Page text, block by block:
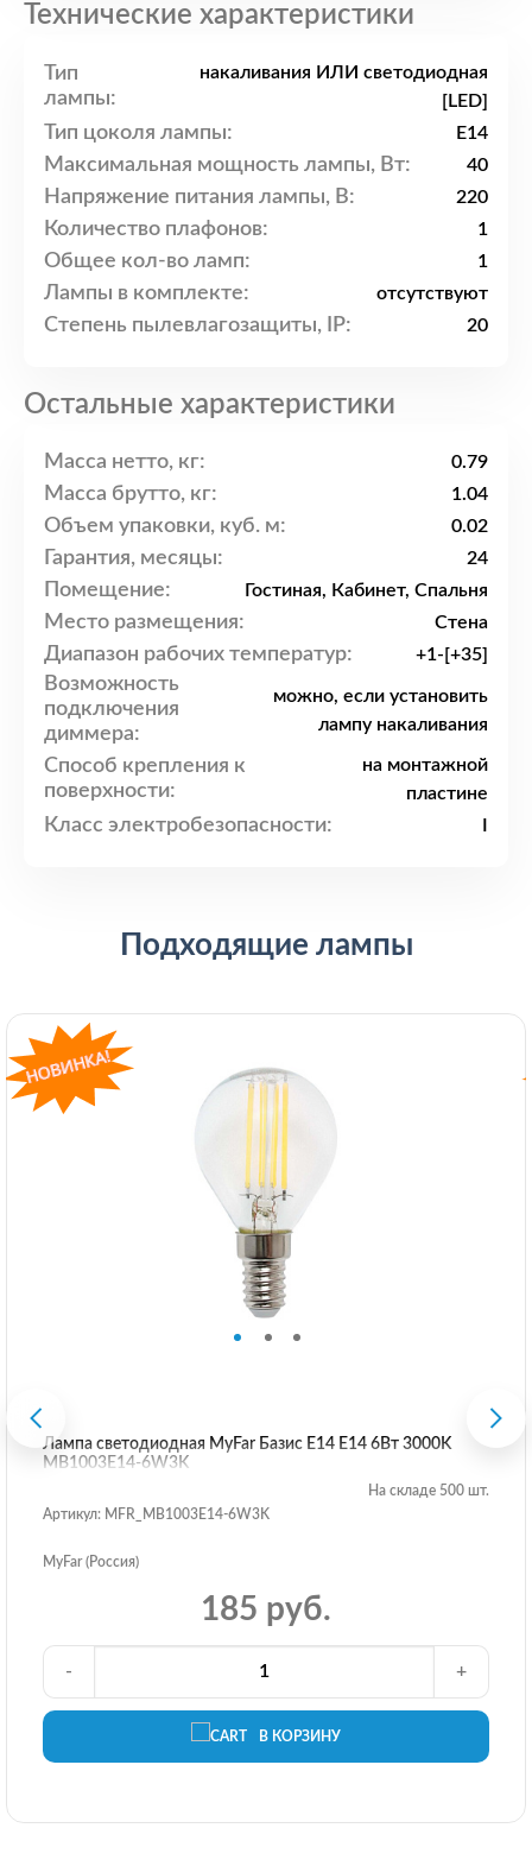
Технические характеристики
Тип
лампы:
накаливания ИЛИ светодиодная
[LED]
Тип цоколя лампы: E14
Максимальная мощность лампы, Вт: 40
Напряжение питания лампы, В: 220
Количество плафонов: 1
Общее кол-во ламп: 1
Лампы в комплекте: отсутствуют
Степень пылевлагозащиты, IP: 20
Остальные характеристики
Масса нетто, кг: 0.79
Масса брутто, кг: 1.04
Объем упаковки, куб. м: 0.02
Гарантия, месяцы: 24
Помещение: Гостиная, Кабинет, Спальня
Место размещения: Стена
Диапазон рабочих температур: +1-[+35]
Возможность
подключения
диммера:
можно, если установить
лампу накаливания
Способ крепления к
поверхности:
на монтажной
пластине
Класс электробезопасности:
Подходящие лампы
Лампа светодиодная MyFar Базис E14 E14 6Вт 3000K
MB1003E14-6W3K
На складе 500 шт.
Артикул: MFR_MB1003E14-6W3K
MyFar (Россия)
185 руб.
В КОРЗИНУ
- +